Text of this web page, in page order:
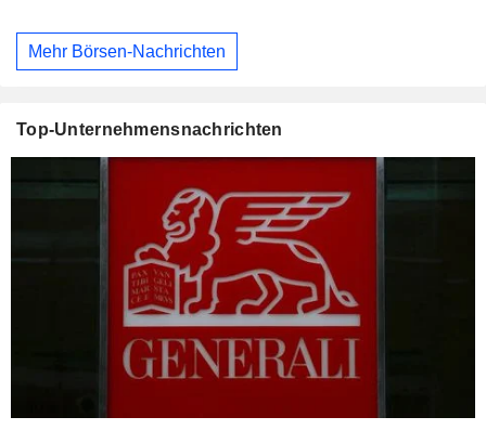
Mehr Börsen-Nachrichten
Top-Unternehmensnachrichten